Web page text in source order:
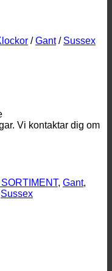
/ Gant / Sussex
Vi kontaktar dig om
, Gant,
Sussex